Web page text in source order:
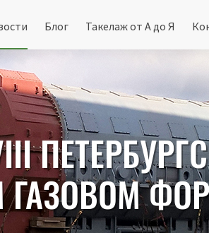
Блог Такелаж от А до Я